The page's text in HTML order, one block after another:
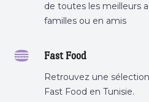
de toutes les meilleurs
familles ou en amis
Fast Food
Retrouvez une
Fast Food en Tunisie.